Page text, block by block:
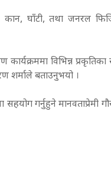
कान, घाँटी, तथा जनरल
विभिन्न प्रकृतिका
शर्माले बताउनुभयो ।
गर्नुहुने मानवताप्रेमी